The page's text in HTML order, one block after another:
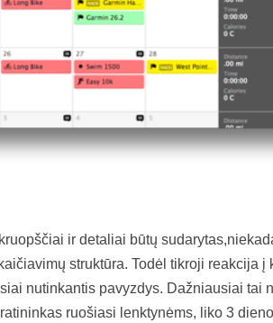
ir detaliai būtų
struktūra. Todėl tikroji reakcija į
nutinkantis pavyzdys. Dažniausiai tai
ruošiasi lenktynėms, liko 3